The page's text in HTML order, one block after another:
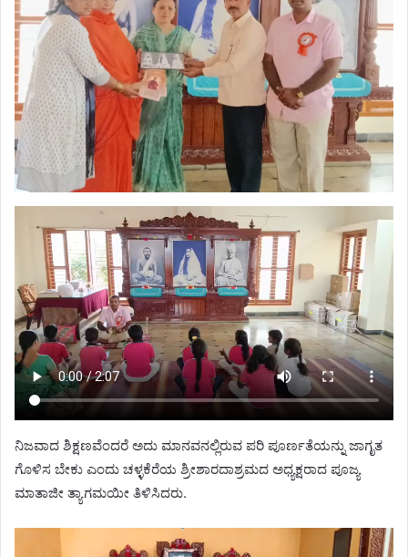
ನಿಜವಾದ ಶಿಕ್ಷಣವೆಂದರೆ ಅದು ಮಾನವನಲ್ಲಿರುವ ಪರಿ ಪೂರ್ಣತೆಯನ್ನು ಜಾಗೃತ
ಗೊಳಿಸ ಬೇಕು ಎಂದು ಚಳ್ಳಕೆರೆಯ ಶ್ರೀಶಾರದಾಶ್ರಮದ ಅಧ್ಯಕ್ಷರಾದ ಪೂಜ್ಯ
ಮಾತಾಜೀ ತ್ಯಾಗಮಯೀ ತಿಳಿಸಿದರು.